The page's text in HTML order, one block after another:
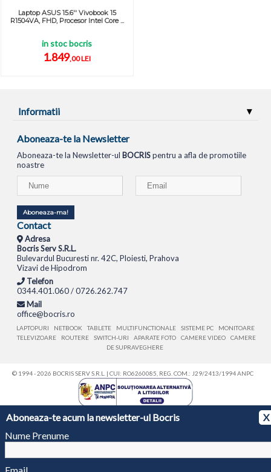
Aboneaza-te acum la newsletter-ul Bocris
X
Nume Prenume
Laptop ASUS 15.6'' Vivobook 15
R1504VA, FHD, Procesor Intel Core ...
in stoc bocris
1.849,00 LEI
Informatii
Aboneaza-te la Newsletter
Aboneaza-te la Newsletter-ul BOCRISpentru a afla de promotiile
noastre
Aboneaza-ma!
Contact
Adresa
Bocris Serv S.R.L.
Bulevardul Bucuresti nr. 42C, Ploiesti, Prahova
Vizavi de Hipodrom
Telefon
0344.401.060 / 0726.262.747
Mail
office@bocris.ro
LAPTOPURI NETBOOK TABLETE MULTIFUNCTIONALE SISTEME PC
MONITOARE
TELEVIZOARE
ROUTERE SWITCH-URI APARATE FOTO CAMERE VIDEO
CAMERE
DE SUPRAVEGHERE
© 1994 - 2026 BOCRIS SERV S.R.L. | CUI: RO6260085, REG. COM.: J29/2413/1994ANPC